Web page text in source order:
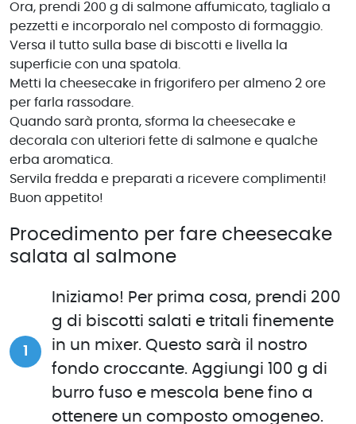
Ora, prendi 200 g di salmone affumicato, taglialo a
pezzetti e incorporalo nel composto di formaggio.
Versa il tutto sulla base di biscotti e livella la
superficie con una spatola.
Metti la cheesecake in frigorifero per almeno 2 ore
per farla rassodare.
Quando sarà pronta, sforma la cheesecake e
decorala con ulteriori fette di salmone e qualche
erba aromatica.
Servila fredda e preparati a ricevere complimenti!
Buon appetito!
Procedimento per fare cheesecake
salata al salmone
Iniziamo! Per prima cosa, prendi 200
g di biscotti salati e tritali finemente
in un mixer. Questo sarà il nostro
fondo croccante. Aggiungi 100 g di
burro fuso e mescola bene fino a
ottenere un composto omogeneo.